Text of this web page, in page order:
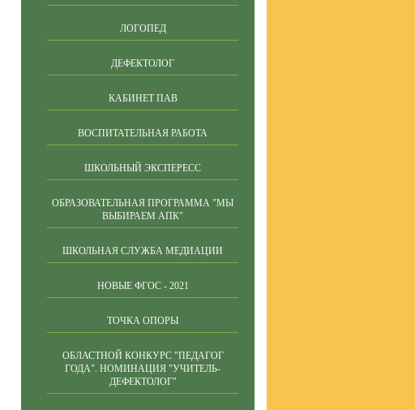
ЛОГОПЕД
ДЕФЕКТОЛОГ
КАБИНЕТ ПАВ
ВОСПИТАТЕЛЬНАЯ РАБОТА
ШКОЛЬНЫЙ ЭКСПЕРЕСС
ОБРАЗОВАТЕЛЬНАЯ ПРОГРАММА "МЫ
ВЫБИРАЕМ АПК"
ШКОЛЬНАЯ СЛУЖБА МЕДИАЦИИ
НОВЫЕ ФГОС - 2021
ТОЧКА ОПОРЫ
ОБЛАСТНОЙ КОНКУРС "ПЕДАГОГ
ГОДА". НОМИНАЦИЯ "УЧИТЕЛЬ-
ДЕФЕКТОЛОГ"